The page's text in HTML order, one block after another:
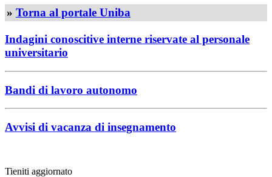
» Torna al portale Uniba
Indagini conoscitive interne riservate al personale
universitario
Bandi di lavoro autonomo
Avvisi di vacanza di insegnamento
Tieniti aggiornato